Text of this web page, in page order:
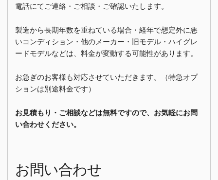
電話にてご連絡・ご相談・ご確認いたします。
製造から長期年数を重ねている場合・経年で想定外に悪
いコンディション・他のメーカー・旧モデル・ハイグレ
ードモデルなどは、料金が変動する可能性があります。
お急ぎのお客様も対応させていただきます。（特急オプ
ションは別途料金です）
お見積もり・ご相談などは無料ですので、お気軽にお問
い合わせください。
お問い合わせ